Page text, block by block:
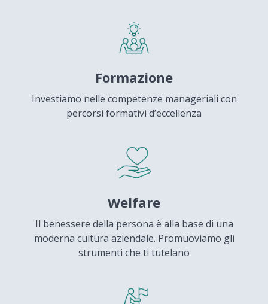
Formazione
Investiamo nelle competenze manageriali con
percorsi formativi d’eccellenza
Welfare
Il benessere della persona è alla base di una
moderna cultura aziendale. Promuoviamo gli
strumenti che ti tutelano